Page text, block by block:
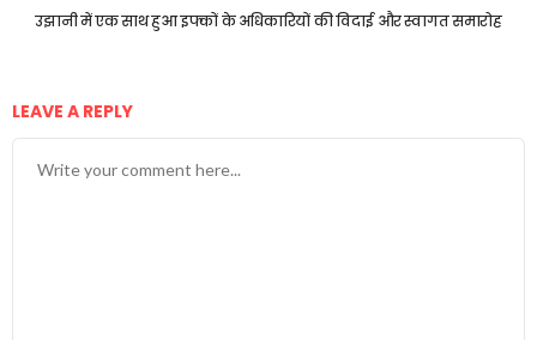
उझानी में एक साथ हुआ इफ्कों के अधिकारियों की विदाई और स्वागत समारोह
LEAVE A REPLY